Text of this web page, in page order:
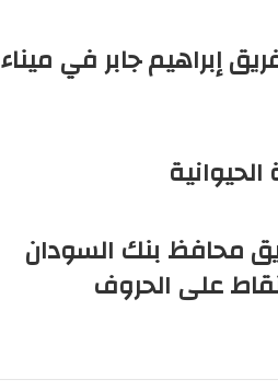
إبراهيم جابر في ميناء
محافظ بنك السودان
على الحروف